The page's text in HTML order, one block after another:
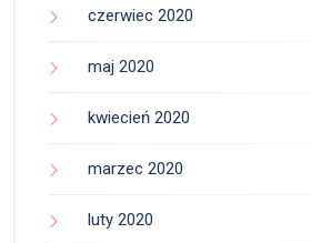
czerwiec 2020
maj 2020
kwiecień 2020
marzec 2020
luty 2020